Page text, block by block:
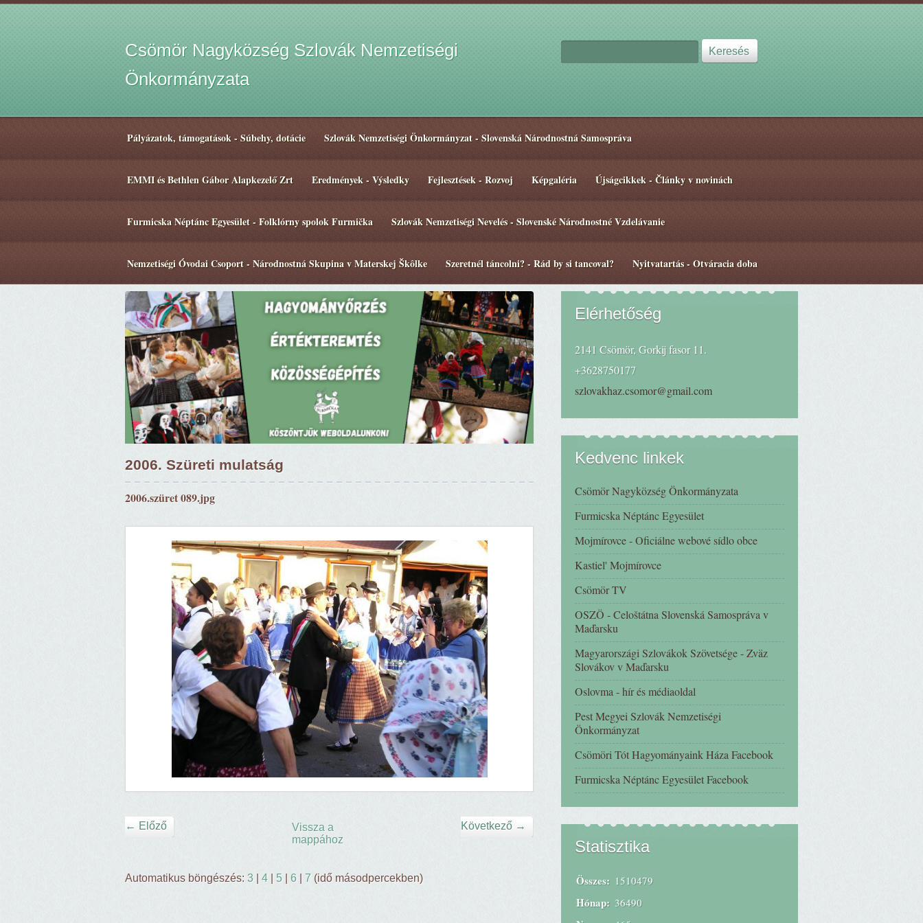
Csömör Nagyközség Szlovák Nemzetiségi
Önkormányzata
Pályázatok, támogatások - Súbehy, dotácie Szlovák Nemzetiségi Önkormányzat - Slovenská Národnostná Samospráva
EMMI és Bethlen Gábor Alapkezelő Zrt Eredmények - Výsledky Fejlesztések - Rozvoj Képgaléria Újságcikkek - Články v novinách
Furmicska Néptánc Egyesület - Folklórny spolok Furmička Szlovák Nemzetiségi Nevelés - Slovenské Národnostné Vzdelávanie
Nemzetiségi Óvodai Csoport - Národnostná Skupina v Materskej Škôlke Szeretnél táncolni? - Rád by si tancoval? Nyitvatartás - Otváracia doba
2006. Szüreti mulatság
2006.szüret 089.jpg
← Előző Következő →
Vissza a
mappához
Automatikus böngészés: 3 4 5 6 7 (idő másodpercekben)
Elérhetőség
2141 Csömör, Gorkij fasor 11.
+3628750177
szlovakhaz.csomor@gmail.com
Kedvenc linkek
Csömör Nagyközség Önkormányzata
Furmicska Néptánc Egyesület
Mojmírovce - Oficiálne webové sídlo obce
Kastiel' Mojmírovce
Csömör TV
OSZÖ - Celoštátna Slovenská Samospráva v
Maďarsku
Magyarországi Szlovákok Szövetsége - Zväz
Slovákov v Maďarsku
Oslovma - hír és médiaoldal
Pest Megyei Szlovák Nemzetiségi
Önkormányzat
Csömöri Tót Hagyományaink Háza Facebook
Furmicska Néptánc Egyesület Facebook
Statisztika
Összes: 1510479
Hónap: 36490